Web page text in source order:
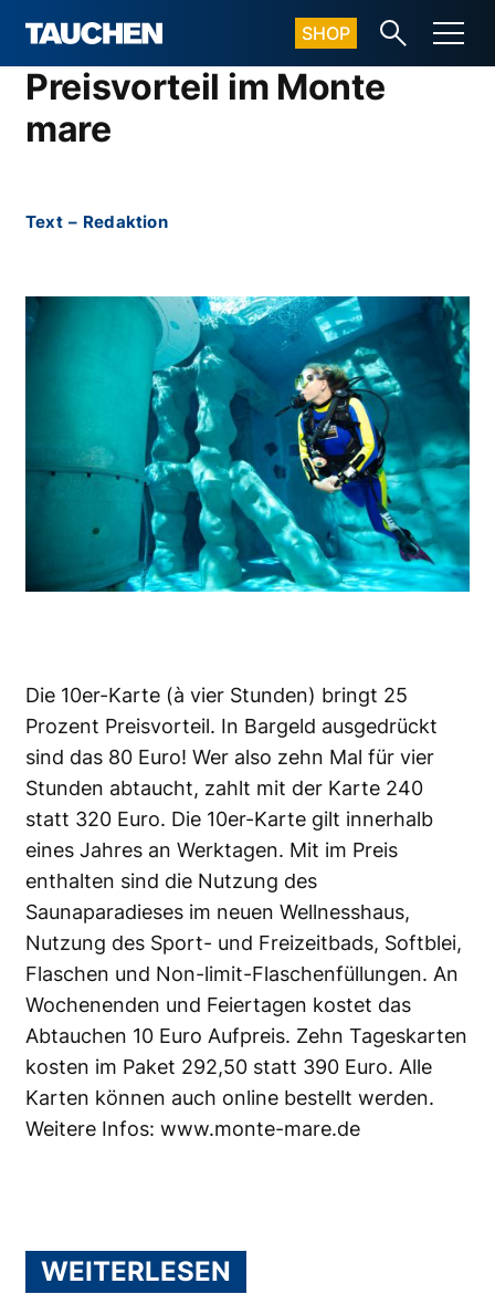
SHOP
Preisvorteil im Monte
mare
Text – Redaktion
Die 10er-Karte (à vier Stunden) bringt 25
Prozent Preisvorteil. In Bargeld ausgedrückt
sind das 80 Euro! Wer also zehn Mal für vier
Stunden abtaucht, zahlt mit der Karte 240
statt 320 Euro. Die 10er-Karte gilt innerhalb
eines Jahres an Werktagen. Mit im Preis
enthalten sind die Nutzung des
Saunaparadieses im neuen Wellnesshaus,
Nutzung des Sport- und Freizeitbads, Softblei,
Flaschen und Non-limit-Flaschenfüllungen. An
Wochenenden und Feiertagen kostet das
Abtauchen 10 Euro Aufpreis. Zehn Tageskarten
kosten im Paket 292,50 statt 390 Euro. Alle
Karten können auch online bestellt werden.
Weitere Infos: www.monte-mare.de
WEITERLESEN